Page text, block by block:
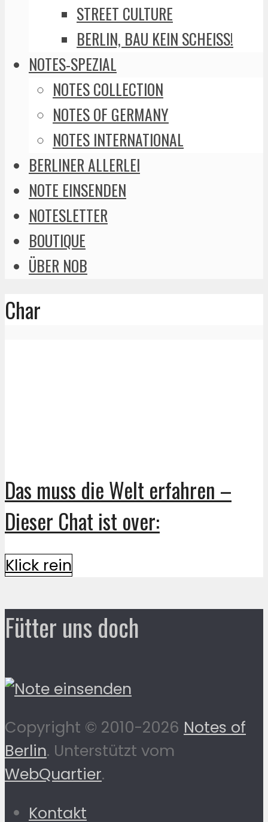
STREET CULTURE
BERLIN, BAU KEIN SCHEISS!
NOTES-SPEZIAL
NOTES COLLECTION
NOTES OF GERMANY
NOTES INTERNATIONAL
BERLINER ALLERLEI
NOTE EINSENDEN
NOTESLETTER
BOUTIQUE
ÜBER NOB
Char
Das muss die Welt erfahren –
Dieser Chat ist over:
Klick rein
Fütter uns doch
Copyright © 2010-2026 Notes of
Berlin. Unterstützt vom
WebQuartier.
Kontakt